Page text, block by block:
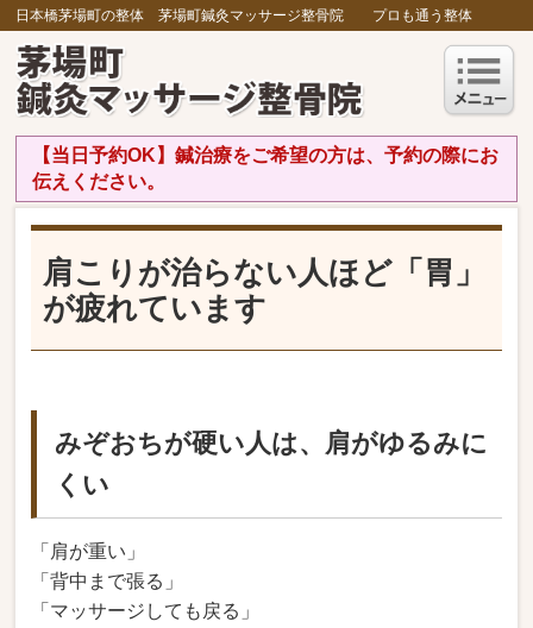
日本橋茅場町の整体 茅場町鍼灸マッサージ整骨院 プロも通う整体
【当日予約OK】鍼治療をご希望の方は、予約の際にお
伝えください。
肩こりが治らない人ほど「胃」
が疲れています
みぞおちが硬い人は、肩がゆるみに
くい
「肩が重い」
「背中まで張る」
「マッサージしても戻る」